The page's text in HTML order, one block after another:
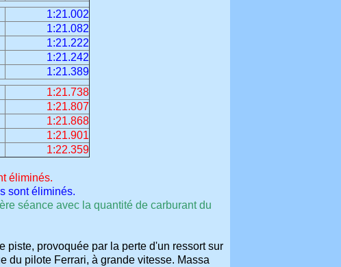
1:21.002
1:21.082
1:21.222
1:21.242
1:21.389
1:21.738
1:21.807
1:21.868
1:21.901
1:22.359
éliminés.
sont éliminés.
séance avec la quantité de carburant du
piste, provoquée par la perte d'un ressort sur
du pilote Ferrari, à grande vitesse. Massa